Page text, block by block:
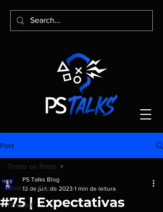
Post
Todos os Posts
Podcast
Todos os Posts
#75 | Expectativas
PS Talks Blog
13 de jun. de 2023 1 min de leitura